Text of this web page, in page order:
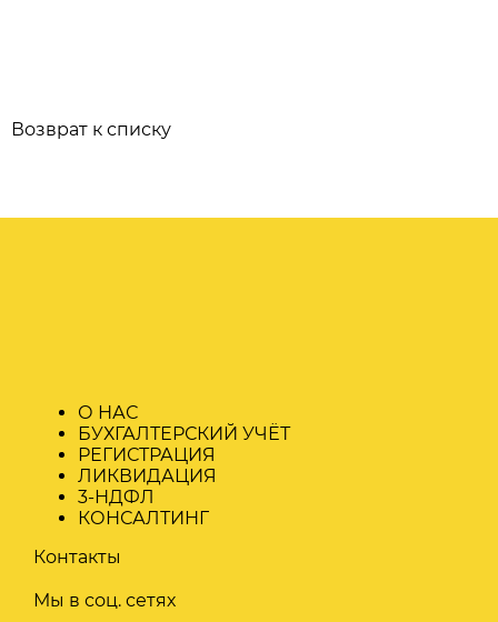
Возврат к списку
О НАС
БУХГАЛТЕРСКИЙ УЧЁТ
РЕГИСТРАЦИЯ
ЛИКВИДАЦИЯ
3-НДФЛ
КОНСАЛТИНГ
Контакты
Мы в соц. сетях